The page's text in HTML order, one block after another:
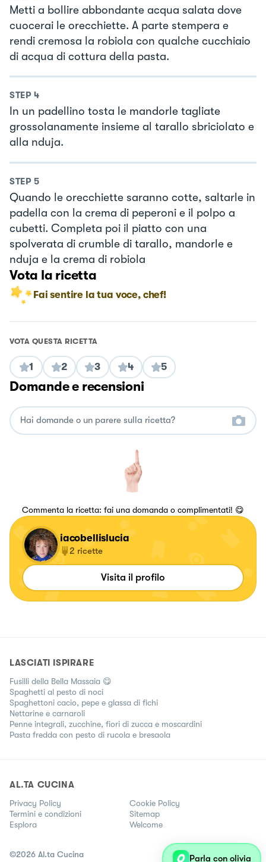
Metti a bollire abbondante acqua salata dove
cuocerai le orecchiette. A parte stempera e
rendi cremosa la robiola con qualche cucchiaio
di acqua di cottura della pasta.
STEP 4
In un padellino tosta le mandorle tagliate
grossolanamente insieme al tarallo sbriciolato e
alla nduja.
STEP 5
Quando le orecchiette saranno cotte, saltarle in
padella con la crema di peperoni e il polpo a
cubetti. Completa poi il piatto con una
spolverata di crumble di tarallo, mandorle e
nduja e la crema di robiola
Vota la ricetta
Fai sentire la tua voce, chef!
VOTA QUESTA RICETTA
1 2 3 4 5
Domande e recensioni
Commenta la ricetta: fai una domanda o complimentati! 😋
iacobellislucia
2 ricette
Visita il profilo
LASCIATI ISPIRARE
Fusilli della Bella Massaia 😋
Spaghetti al pesto di noci
Spaghettoni cacio, pepe e glassa di fichi
Nettarine e carnaroli
Penne integrali, zucchine, fiori di zucca e moscardini
Pasta fredda con pesto di rucola e bresaola
AL.TA CUCINA
Privacy Policy
Cookie Policy
Termini e condizioni
Sitemap
Esplora
Welcome
©2026 Al.ta Cucina Parla con olivia